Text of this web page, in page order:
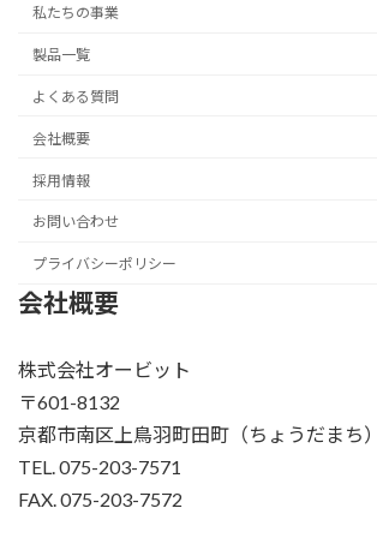
私たちの事業
製品一覧
よくある質問
会社概要
採用情報
お問い合わせ
プライバシーポリシー
会社概要
株式会社オービット
〒601-8132
京都市南区上鳥羽町田町（ちょうだまち
TEL. 075-203-7571
FAX. 075-203-7572